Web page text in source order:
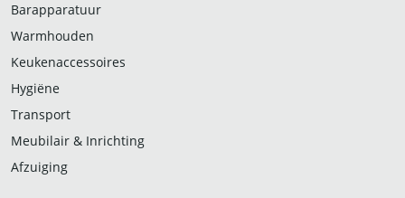
Barapparatuur
Warmhouden
Keukenaccessoires
Hygiëne
Transport
Meubilair & Inrichting
Afzuiging